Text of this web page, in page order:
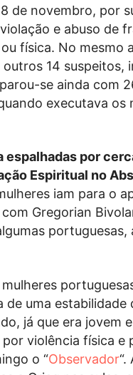
de novembro, por
e abuso de
física. No mesmo
14 suspeitos,
se ainda com
executava os
por
Espiritual no
iam para o
Gregorian
portuguesas,
mulheres
de uma estabilidade
já que era jovem
violência física e
o “Observador“.